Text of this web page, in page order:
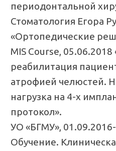
периодонтальной
Стоматология Егора
«Ортопедические
MIS Course,
реабилитация
атрофией челюстей.
нагрузка на 4-х
протокол».
УО «БГМУ»,
Обучение.